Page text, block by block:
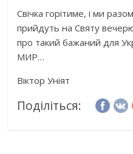
Свічка горітиме, і ми
прийдуть на Святу
про такий бажаний для
МИР…
Віктор Уніят
Поділіться: